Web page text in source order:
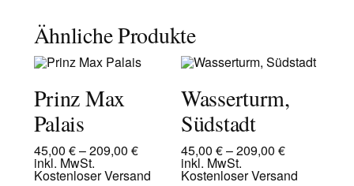
Ähnliche Produkte
Prinz Max
Palais
45,00 €–209,00 €
inkl. MwSt.
Kostenloser Versand
Wasserturm,
Südstadt
45,00 €–209,00 €
inkl. MwSt.
Kostenloser Versand